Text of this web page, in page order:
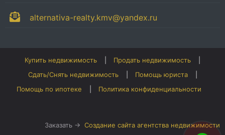
alternativa-realty.kmv@yandex.ru
Купить недвижимость
Продать недвижимость
Сдать/Снять недвижимость
Помощь юриста
Помощь по ипотеке
Политика конфиденциальности
Заказать → Создание сайта агентства недвижимости